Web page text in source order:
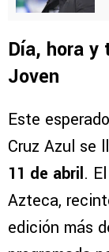
Día, hora y
Joven
Este
Cruz Azul se
11 de abril.
Azteca,
edición más